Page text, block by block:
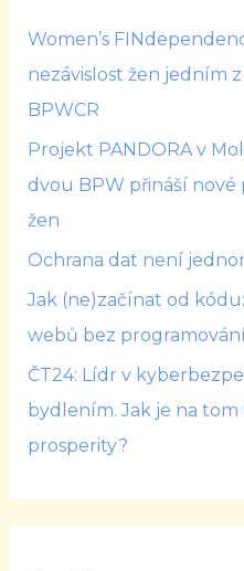
Women’s
nezávislost žen jedním
BPWCR
Projekt PANDORA v
dvou BPW přináší
žen
Ochrana dat není
Jak (ne)začínat od
webů bez
ČT24: Lídr v
bydlením. Jak je na tom
prosperity?